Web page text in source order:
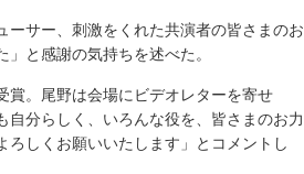
サー、刺激をくれた共演者の皆さまのお
と感謝の気持ちを述べた。
。尾野は会場にビデオレターを寄せ
自分らしく、いろんな役を、皆さまのお力
しくお願いいたします」とコメントし